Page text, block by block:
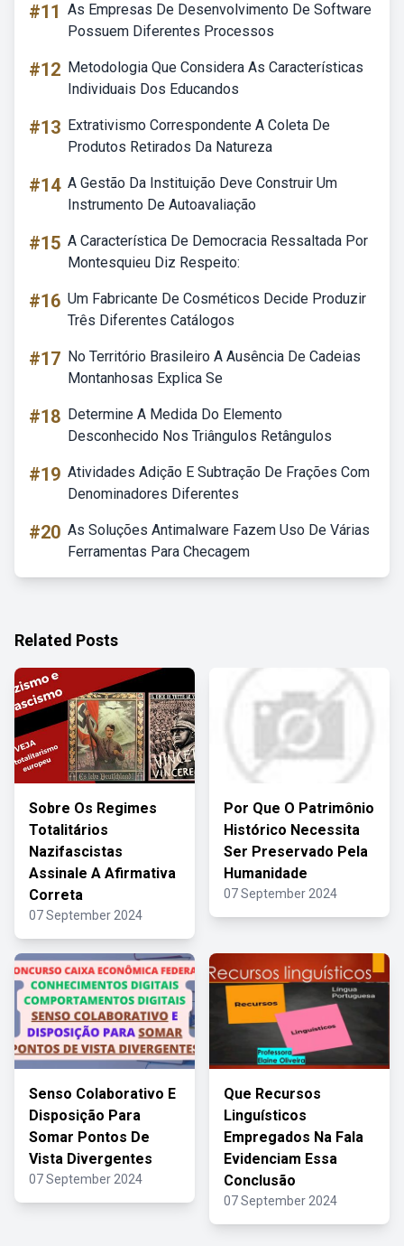
#11 As Empresas De Desenvolvimento De Software
Possuem Diferentes Processos
#12 Metodologia Que Considera As Características
Individuais Dos Educandos
#13 Extrativismo Correspondente A Coleta De
Produtos Retirados Da Natureza
#14 A Gestão Da Instituição Deve Construir Um
Instrumento De Autoavaliação
#15 A Característica De Democracia Ressaltada Por
Montesquieu Diz Respeito:
#16 Um Fabricante De Cosméticos Decide Produzir
Três Diferentes Catálogos
#17 No Território Brasileiro A Ausência De Cadeias
Montanhosas Explica Se
#18 Determine A Medida Do Elemento
Desconhecido Nos Triângulos Retângulos
#19 Atividades Adição E Subtração De Frações Com
Denominadores Diferentes
#20 As Soluções Antimalware Fazem Uso De Várias
Ferramentas Para Checagem
Related Posts
Sobre Os Regimes
Totalitários
Nazifascistas
Assinale A Afirmativa
Correta
07 September 2024
Por Que O Patrimônio
Histórico Necessita
Ser Preservado Pela
Humanidade
07 September 2024
Senso Colaborativo E
Disposição Para
Somar Pontos De
Vista Divergentes
07 September 2024
Que Recursos
Linguísticos
Empregados Na Fala
Evidenciam Essa
Conclusão
07 September 2024